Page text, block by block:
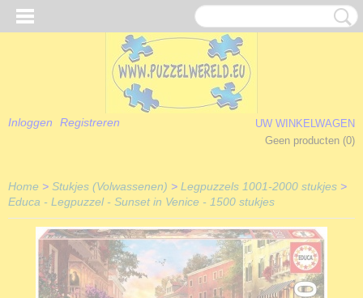
Inloggen Registreren
UW WINKELWAGEN
Geen producten (0)
Home > Stukjes (Volwassenen) > Legpuzzels 1001-2000 stukjes >
Educa - Legpuzzel - Sunset in Venice - 1500 stukjes